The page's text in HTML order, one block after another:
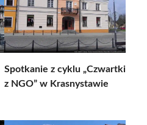
Spotkanie z cyklu „Czwartki
z NGO” w Krasnystawie